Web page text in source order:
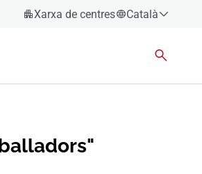
Xarxa de centres
Català